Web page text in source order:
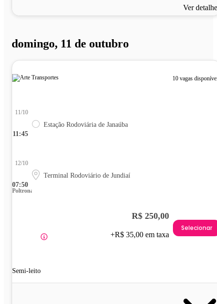
Ver
domingo, 11 de outubro
10 vagas
11:45
11/10
Estação Rodoviária de Janaúba
07:50
12/10
Terminal Rodoviário de Jundiaí
Poltrona
Semi-leito
R$ 250,00
+R$ 35,00 em taxa
Selecionar